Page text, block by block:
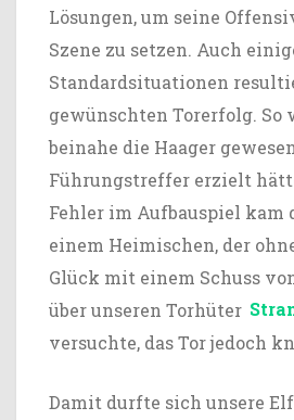
Lösungen, um seine
Szene zu setzen. Auch
Standardsituationen
gewünschten Torerfolg. So
beinahe die Haager
Führungstreffer erzielt
Fehler im Aufbauspiel kam
einem Heimischen, der
Glück mit einem Schuss
über unseren Torhüter
versuchte, das Tor jedoch
Damit durfte sich unsere